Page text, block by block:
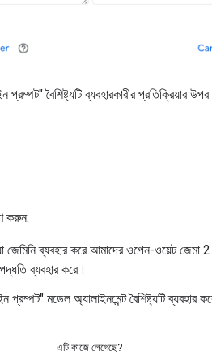
প্রম্পট" বৈশিষ্ট্যটি ব্যবহারকারীর প্রতিক্রিয়ার
করুন:
জেমিনি ব্যবহার করে আমাদের ওপেন-ওয়েট জেমা
ব্যবহার করে।
প্রম্পট" মডেল অ্যালাইনমেন্ট বৈশিষ্ট্যটি ব্যবহার
এটি কাজে লেগেছে?